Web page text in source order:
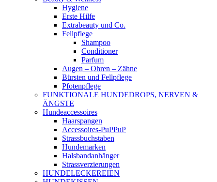
Hygiene
Erste Hilfe
Extrabeauty und Co.
Fellpflege
Shampoo
Conditioner
Parfum
Augen – Ohren – Zähne
Bürsten und Fellpflege
Pfotenpflege
FUNKTIONALE HUNDEDROPS, NERVEN &
ÄNGSTE
Hundeaccessoires
Haarspangen
Accessoires-PuPPuP
Strassbuchstaben
Hundemarken
Halsbandanhänger
Strassverzierungen
HUNDELECKEREIEN